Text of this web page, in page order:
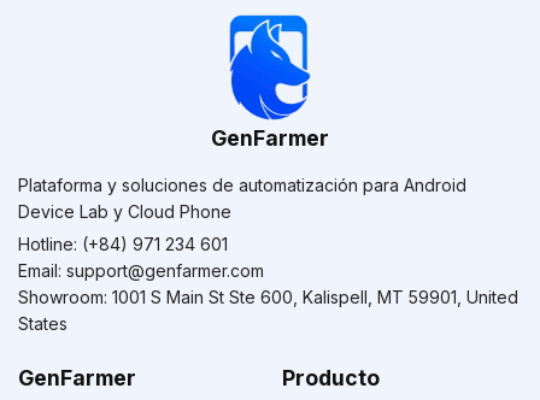
GenFarmer
Plataforma y soluciones de automatización para Android
Device Lab y Cloud Phone
Hotline: (+84) 971 234 601
Email: support@genfarmer.com
Showroom: 1001 S Main St Ste 600, Kalispell, MT 59901, United
States
GenFarmer Producto